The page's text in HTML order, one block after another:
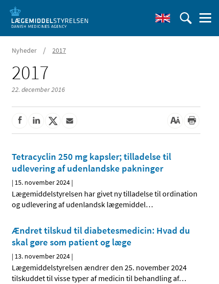
Nyheder / 2017
2017
22. december 2016
Tetracyclin 250 mg kapsler; tilladelse til
udlevering af udenlandske pakninger
| 15. november 2024 |
Lægemiddelstyrelsen har givet ny tilladelse til ordination
og udlevering af udenlandsk lægemiddel…
Ændret tilskud til diabetesmedicin: Hvad du
skal gøre som patient og læge
| 13. november 2024 |
Lægemiddelstyrelsen ændrer den 25. november 2024
tilskuddet til visse typer af medicin til behandling af…